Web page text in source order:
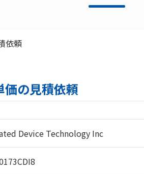
依頼
の見積依頼
Device Technology Inc